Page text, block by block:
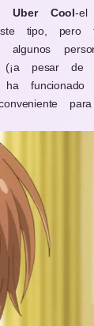
aUber Cool-el
tipo, pero
pesar de
ha